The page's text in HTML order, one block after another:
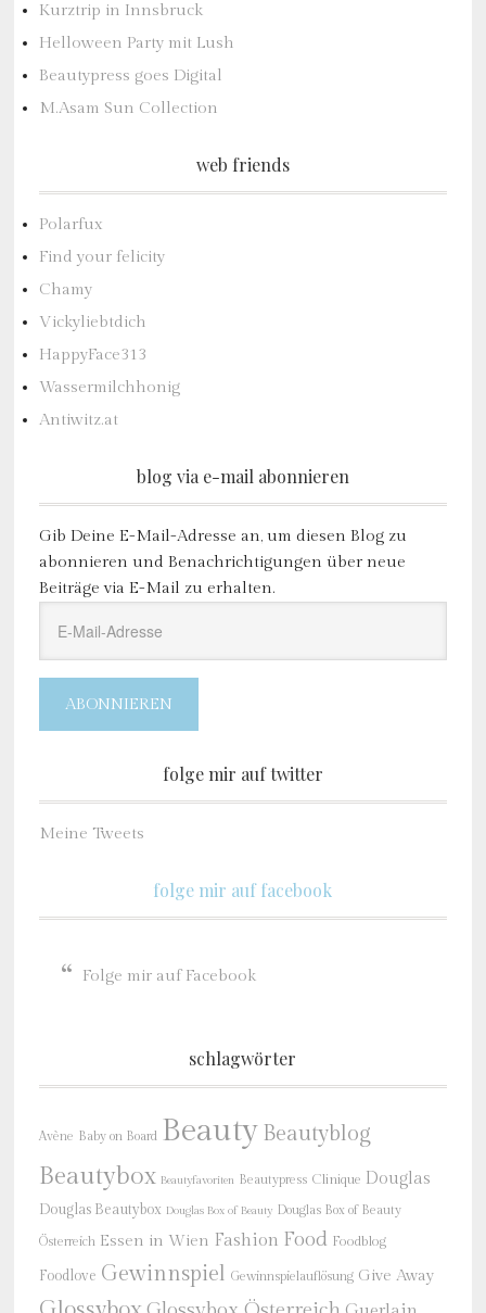
Kurztrip in Innsbruck
Helloween Party mit Lush
Beautypress goes Digital
M.Asam Sun Collection
web friends
Polarfux
Find your felicity
Chamy
Vickyliebtdich
HappyFace313
Wassermilchhonig
Antiwitz.at
blog via e-mail abonnieren
Gib Deine E-Mail-Adresse an, um diesen Blog zu
abonnieren und Benachrichtigungen über neue
Beiträge via E-Mail zu erhalten.
Mail-
Adresse
ABONNIEREN
folge mir auf twitter
Meine Tweets
folge mir auf facebook
Folge mir auf Facebook
schlagwörter
Avène Baby on Board Beauty Beautyblog
Beautybox Beautyfavoriten Beautypress Clinique Douglas
Douglas Beautybox Douglas Box of Beauty Douglas Box of Beauty
Österreich Essen in Wien Fashion Food Foodblog
Foodlove Gewinnspiel Gewinnspielauflösung Give Away